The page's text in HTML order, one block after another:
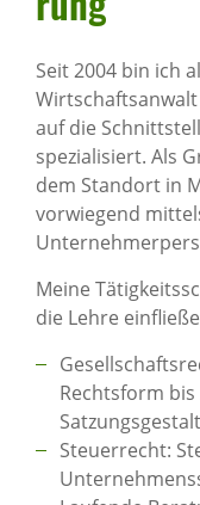
Seit 2004 bin ich
auf die
spezialisiert. Als
dem Standort in
vorwiegend
Meine
die Lehre
Rechtsform
Steuerrecht: